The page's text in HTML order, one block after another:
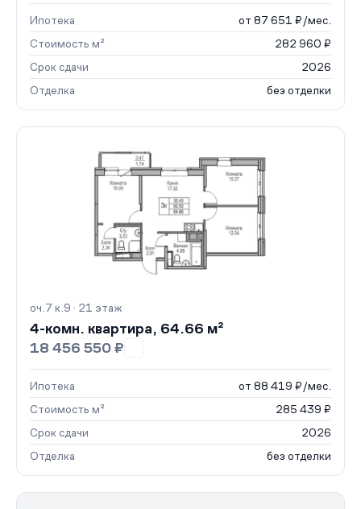
Ипотека
от 87 651 ₽/мес.
Стоимость м²
282 960 ₽
Срок сдачи
2026
Отделка
без отделки
оч.7 к.9 · 21 этаж
4-комн. квартира, 64.66 м²
18 456 550 ₽
Ипотека
от 88 419 ₽/мес.
Стоимость м²
285 439 ₽
Срок сдачи
2026
Отделка
без отделки